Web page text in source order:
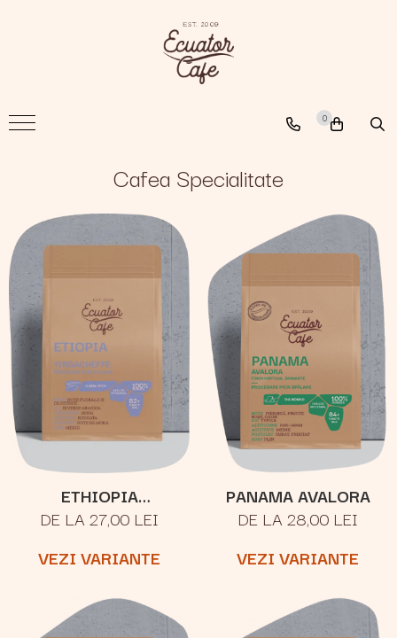
The Nomad
0
Cafea Specialitate
ETHIOPIA
YIRGACHEFFE
DE LA 27,00 LEI
VEZI VARIANTE
PANAMA AVALORA
DE LA 28,00 LEI
VEZI VARIANTE